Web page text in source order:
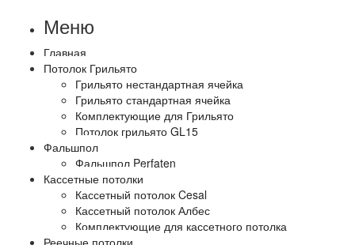
Меню
Главная
Потолок Грильято
Грильято нестандартная ячейка
Грильято стандартная ячейка
Комплектующие для Грильято
Потолок грильято GL15
Фальшпол
Фальшпол Perfaten
Кассетные потолки
Кассетный потолок Cesal
Кассетный потолок Албес
Комплектующие для кассетного потолка
Реечные потолки